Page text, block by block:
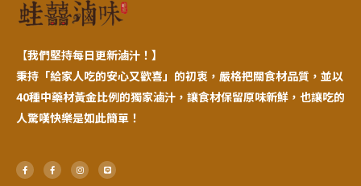
【我們堅持每日更新滷汁！】
秉持「給家人吃的安心又歡喜」的初衷，嚴格把關食材品質，並以
40種中藥材黃金比例的獨家滷汁，讓食材保留原味新鮮，也讓吃的
人驚嘆快樂是如此簡單！
F
a
c
F
a
c
I
n
s
L
i
n